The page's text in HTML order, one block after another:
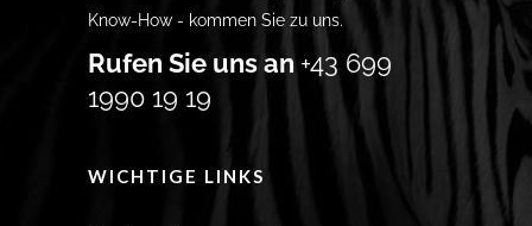
Know-How - kommen Sie zu uns.
Rufen Sie uns an +43 699
1990 19 19
WICHTIGE LINKS